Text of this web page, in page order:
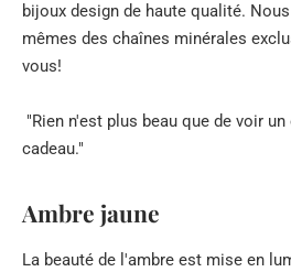
bijoux design de haute qualité.
mêmes des chaînes minérales
vous!
"Rien n'est plus beau que de voir
cadeau."
Ambre jaune
La beauté de l'ambre est mise en